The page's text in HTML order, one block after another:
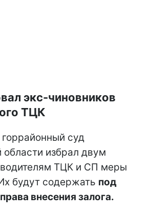
экс-чиновников
ТЦК
суд
области избрал двум
ТЦК и СП меры
будут содержать под
внесения залога.